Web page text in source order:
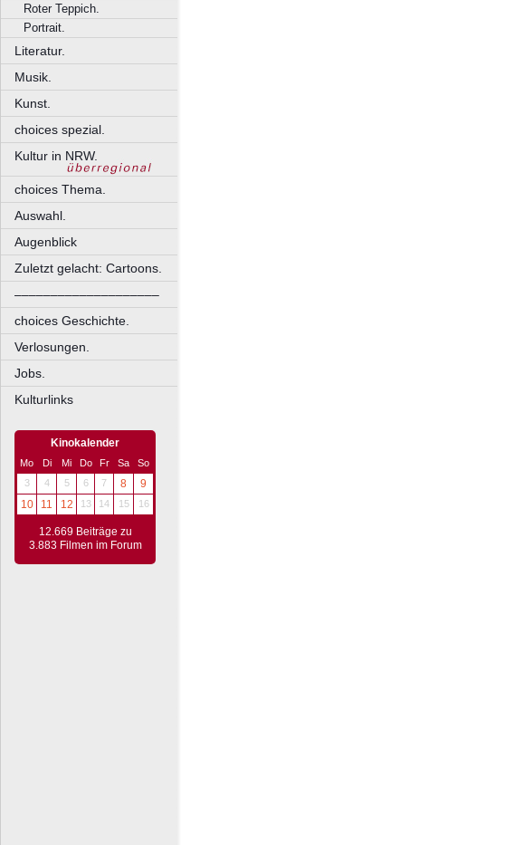
Roter Teppich.
Portrait.
Literatur.
Musik.
Kunst.
choices spezial.
Kultur in NRW.
choices Thema.
Auswahl.
Augenblick
Zuletzt gelacht: Cartoons.
––––––––––––––––––––
choices Geschichte.
Verlosungen.
Jobs.
Kulturlinks
Kinokalender
Mo Di Mi Do Fr Sa
So
3
4 5 6 7 8
9
10
11 12 13 14 15 16
12.669 Beiträge zu
3.883 Filmen im Forum